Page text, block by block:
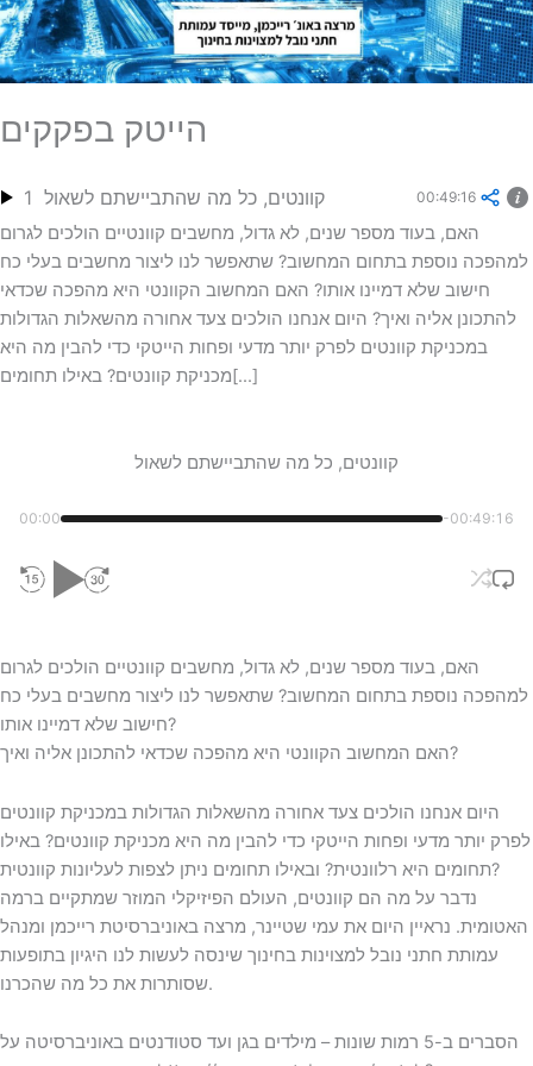
הייטק בפקקים
1 קוונטים, כל מה שהתביישתם לשאול 00:49:16
האם, בעוד מספר שנים, לא גדול, מחשבים קוונטיים הולכים לגרום
למהפכה נוספת בתחום המחשוב? שתאפשר לנו ליצור מחשבים בעלי כח
חישוב שלא דמיינו אותו? האם המחשוב הקוונטי היא מהפכה שכדאי
להתכונן אליה ואיך? היום אנחנו הולכים צעד אחורה מהשאלות הגדולות
במכניקת קוונטים לפרק יותר מדעי ופחות הייטקי כדי להבין מה היא
מכניקת קוונטים? באילו תחומים[...]
קוונטים, כל מה שהתביישתם לשאול
00:00 -00:49:16
האם, בעוד מספר שנים, לא גדול, מחשבים קוונטיים הולכים לגרום
למהפכה נוספת בתחום המחשוב? שתאפשר לנו ליצור מחשבים בעלי כח
חישוב שלא דמיינו אותו?
האם המחשוב הקוונטי היא מהפכה שכדאי להתכונן אליה ואיך?
היום אנחנו הולכים צעד אחורה מהשאלות הגדולות במכניקת קוונטים
לפרק יותר מדעי ופחות הייטקי כדי להבין מה היא מכניקת קוונטים? באילו
תחומים היא רלוונטית? ובאילו תחומים ניתן לצפות לעליונות קוונטית?
נדבר על מה הם קוונטים, העולם הפיזיקלי המוזר שמתקיים ברמה
האטומית. נראיין היום את עמי שטיינר, מרצה באוניברסיטת רייכמן ומנהל
עמותת חתני נובל למצוינות בחינוך שינסה לעשות לנו היגיון בתופעות
שסותרות את כל מה שהכרנו.
הסברים ב-5 רמות שונות – מילדים בגן ועד סטודנטים באוניברסיטה על